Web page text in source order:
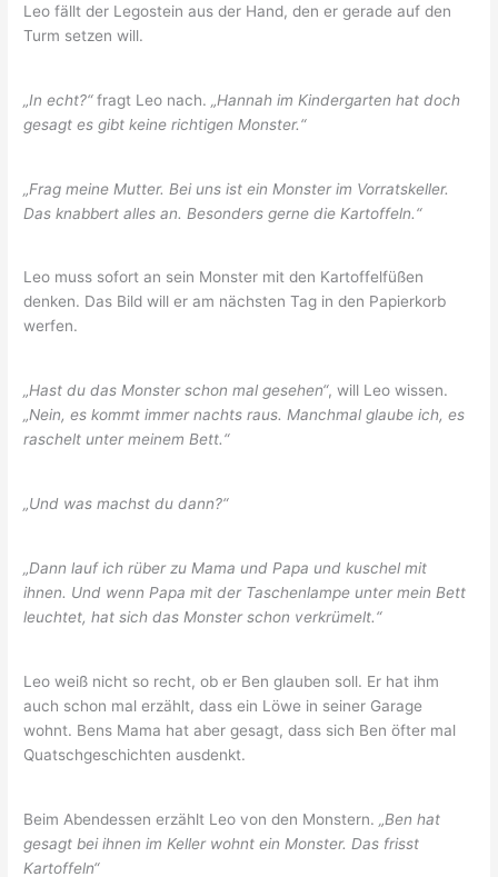
Leo fällt der Legostein aus der Hand, den er gerade auf den
Turm setzen will.
„In echt?“fragt Leo nach. „Hannah im Kindergarten hat doch
gesagt es gibt keine richtigen Monster.“
„Frag meine Mutter. Bei uns ist ein Monster im Vorratskeller.
Das knabbert alles an. Besonders gerne die Kartoffeln.“
Leo muss sofort an sein Monster mit den Kartoffelfüßen
denken. Das Bild will er am nächsten Tag in den Papierkorb
werfen.
„Hast du das Monster schon mal gesehen“, will Leo wissen.
„Nein, es kommt immer nachts raus. Manchmal glaube ich, es
raschelt unter meinem Bett.“
„Und was machst du dann?“
„Dann lauf ich rüber zu Mama und Papa und kuschel mit
ihnen. Und wenn Papa mit der Taschenlampe unter mein Bett
leuchtet, hat sich das Monster schon verkrümelt.“
Leo weiß nicht so recht, ob er Ben glauben soll. Er hat ihm
auch schon mal erzählt, dass ein Löwe in seiner Garage
wohnt. Bens Mama hat aber gesagt, dass sich Ben öfter mal
Quatschgeschichten ausdenkt.
Beim Abendessen erzählt Leo von den Monstern. „Ben hat
gesagt bei ihnen im Keller wohnt ein Monster. Das frisst
Kartoffeln“